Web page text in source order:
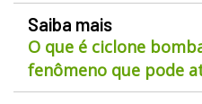
Saiba mais
O que é ciclone
fenômeno que pode